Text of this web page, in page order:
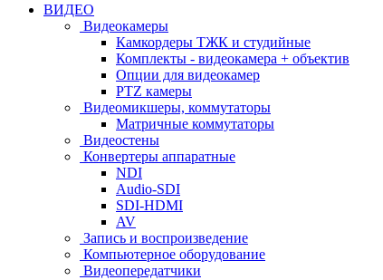
ВИДЕО
Видеокамеры
Камкордеры ТЖК и студийные
Комплекты - видеокамера + объектив
Опции для видеокамер
PTZ камеры
Видеомикшеры, коммутаторы
Матричные коммутаторы
Видеостены
Конвертеры аппаратные
NDI
Audio-SDI
SDI-HDMI
AV
Запись и воспроизведение
Компьютерное оборудование
Видеопередатчики